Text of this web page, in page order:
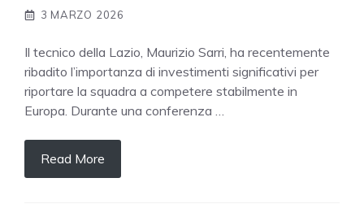
3 MARZO 2026
Il tecnico della Lazio, Maurizio Sarri, ha recentemente
ribadito l’importanza di investimenti significativi per
riportare la squadra a competere stabilmente in
Europa. Durante una conferenza …
Read More